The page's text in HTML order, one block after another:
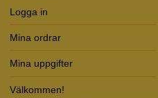
Logga in
Mina ordrar
Mina uppgifter
Välkommen!